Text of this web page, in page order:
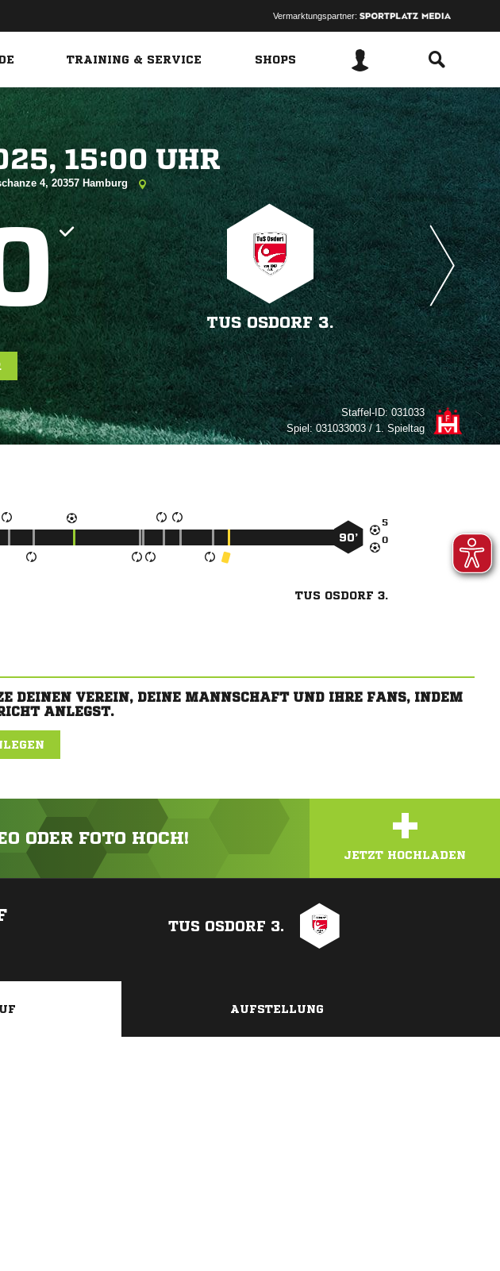
Vermarktungspartner:
TRAINING & SERVICE SHOPS
  
4, 20357 Hamburg
TUS OSDORF 3.
Staffel-ID:031033
Spiel:031033003 / 1. Spieltag


90’
TUS OSDORF 3.
DEINEN VEREIN, DEINE MANNSCHAFT UND IHRE FANS, INDEM
ANLEGST.
ODER FOTO HOCH! +
JETZT HOCHLADEN
TUS OSDORF 3.
AUFSTELLUNG